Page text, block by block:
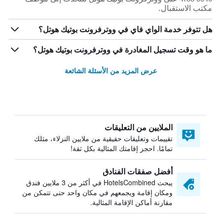
مكتب الاستقبال.
هل تتوفر خدمة الواي فاي في ووترفرونت بوتيك هوتل؟
ما هو وقت تسجيل المغادرة في ووترفرونت بوتيك هوتل؟
عرض المزيد من الأسئلة الشائعة
الملايين من التعليقات
تقييمات وتعليقات حقيقية من ملايين النزلاء، مثلك
تمامًا. احجز إقامتك المثالية بكل ثقة!
أفضل صفقات الفنادق
يبحث HotelsCombined في أكثر من 3 ملايين فندق
ومكان إقامة ويجمعهم في مكان واحد حتى تتمكن من
مقارنة أماكن الإقامة المثالية.